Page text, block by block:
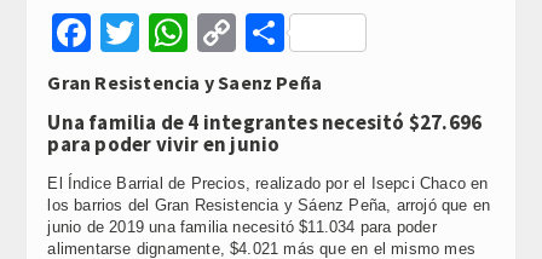
Facebook
Twitter
WhatsApp
Copy
Link
Compartir
Gran Resistencia y Saenz Peña
Una familia de 4 integrantes necesitó $27.696
para poder vivir en junio
El Índice Barrial de Precios, realizado por el Isepci Chaco en
los barrios del Gran Resistencia y Sáenz Peña, arrojó que en
junio de 2019 una familia necesitó $11.034 para poder
alimentarse dignamente, $4.021 más que en el mismo mes